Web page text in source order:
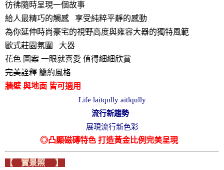
彷彿隨時呈現一個故事
給人最精巧的觸感 享受純粹平靜的感動
為你延伸時尚豪宅的視野高度與雍容大器的獨特風範
歐式莊園氛圍 大器
花色 圖案 一眼就喜愛 值得細細欣賞
完美詮釋 簡約風格
牆壁 與地面 皆可適用
Life laitqully aitlqully
流行新趨勢
展現流行新色彩
◎凸顯磁磚特色 打造黃金比例完美呈現
【 實景照 】